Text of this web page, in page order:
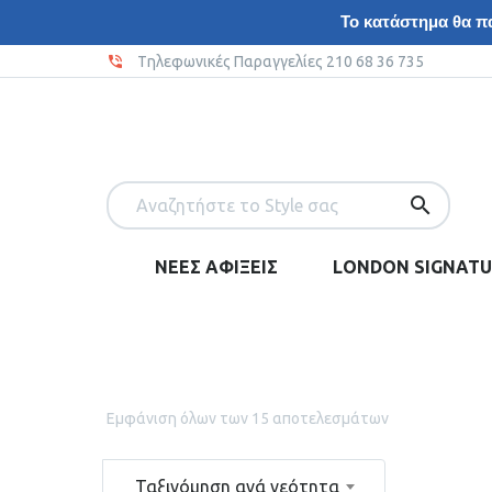
Το κατάστημα θα
Tηλεφωνικές Παραγγελίες 210 68 36 735
ΝΕΕΣ ΑΦΙΞΕΙΣ LONDON
Εμφάνιση όλων των 15 αποτελεσμάτων
Ταξινόμηση ανά νεότητα